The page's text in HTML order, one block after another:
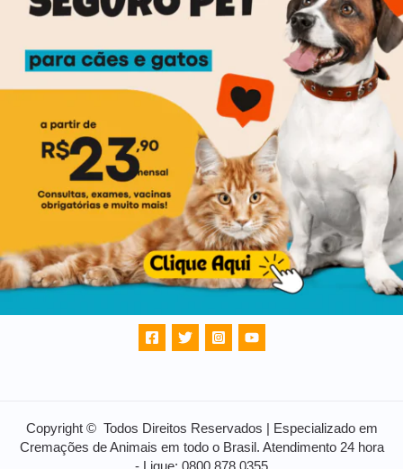
Copyright © Todos Direitos Reservados | Especializado em
Cremações de Animais em todo o Brasil. Atendimento 24 hora
- Ligue: 0800 878 0355